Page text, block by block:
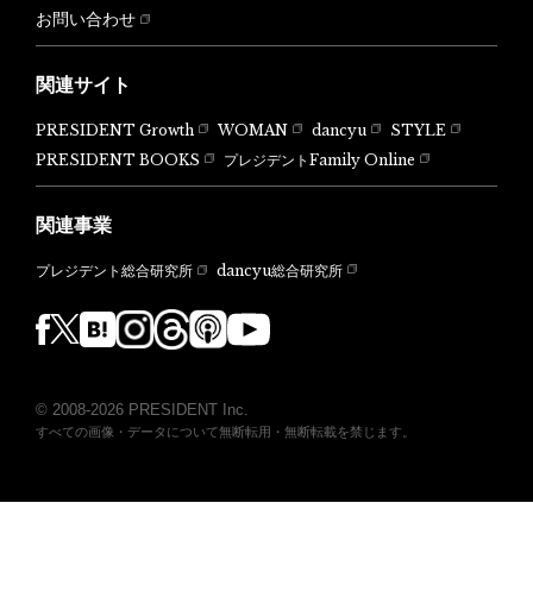
お問い合わせ
関連サイト
PRESIDENT Growth WOMAN dancyu
STYLE
PRESIDENT BOOKS
プレジデントFamily Online
関連事業
プレジデント総合研究所 dancyu総合研究所
© 2008-2026 PRESIDENT Inc.
すべての画像・データについて無断転用・無断転載を禁じます。